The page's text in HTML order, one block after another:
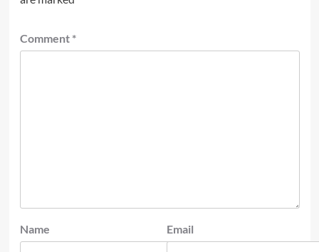
Comment *
Name Email